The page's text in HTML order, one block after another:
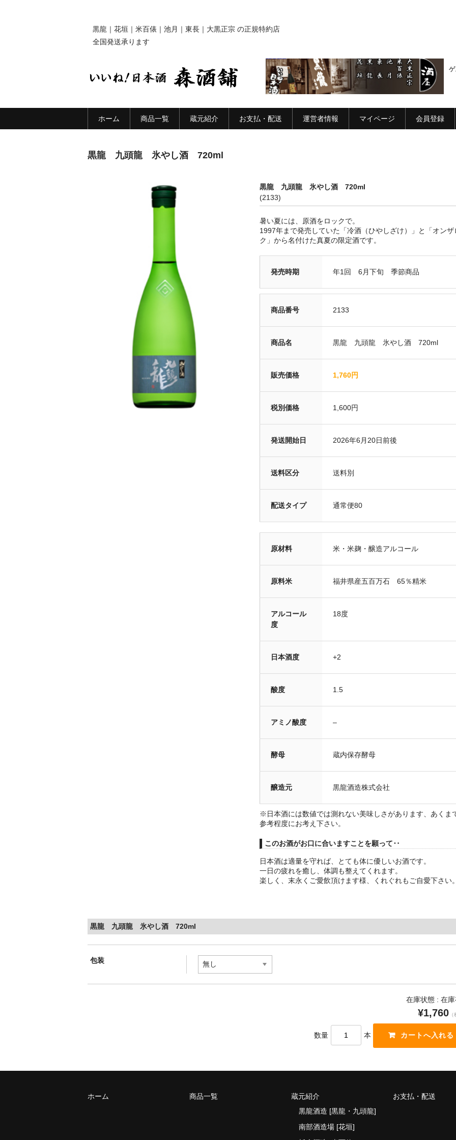
黒龍｜花垣｜米百俵｜池月｜東長｜大黒正宗 の正規特約店
全国発送承ります
ホーム 商品一覧 蔵元紹介 お支払・配送 運営者情報 マイページ 会員登録
黒龍 九頭龍 氷やし酒 720ml
黒龍 九頭龍 氷やし酒 720ml
(2133)
暑い夏には、原酒をロックで。
1997年まで発売していた「冷酒（ひやしざけ）」と「オンザ
ク」から名付けた真夏の限定酒です。
発売時期 年1回 6月下旬 季節商品
商品番号 2133
商品名 黒龍 九頭龍 氷やし酒 720ml
販売価格 1,760円
税別価格 1,600円
発送開始日 2026年6月20日前後
送料区分 送料別
配送タイプ 通常便80
原材料 米・米麹・醸造アルコール
原料米 福井県産五百万石 65％精米
アルコール
度
18度
日本酒度 +2
酸度 1.5
アミノ酸度 –
酵母 蔵内保存酵母
醸造元 黒龍酒造株式会社
※日本酒には数値では測れない美味しさがあります、あくま
参考程度にお考え下さい。
このお酒がお口に合いますことを願って‥
日本酒は適量を守れば、とても体に優しいお酒です。
一日の疲れを癒し、体調も整えてくれます。
楽しく、末永くご愛飲頂けます様、くれぐれもご自愛下さい
黒龍 九頭龍 氷やし酒 720ml
包装
在庫状態 : 在
¥1,760
数量 本
ホーム 商品一覧
蔵元紹介
黒龍酒造 [黒龍・九頭龍]
南部酒造場 [花垣]
お支払・配送